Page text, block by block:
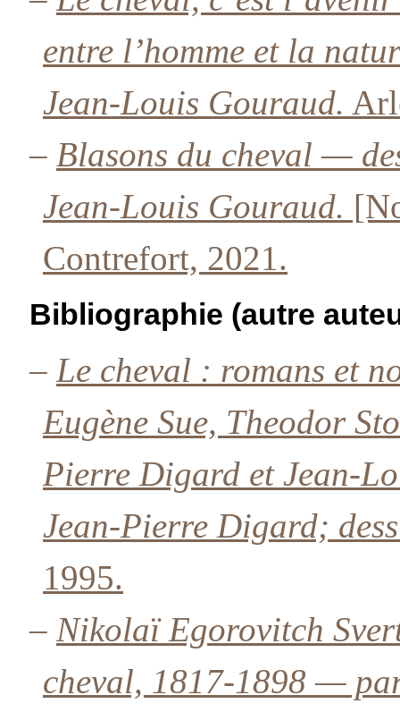
entre l’homme et la
Jean-Louis Gouraud.
– Blasons du cheval —
Jean-Louis Gouraud.
Contrefort, 2021.
Bibliographie (autre
– Le cheval : romans et
Eugène Sue, Theodor
Pierre Digard et Jean-
Jean-Pierre Digard;
1995.
– Nikolaï Egorovitch
cheval, 1817-1898 —